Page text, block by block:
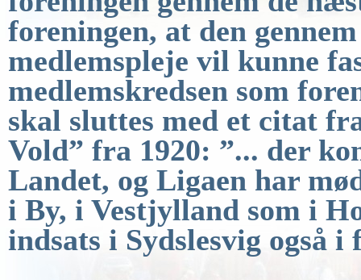
foreningen, at den
medlemspleje vil kunne
medlemskredsen som
skal sluttes med et citat
Vold” fra 1920: ”... der
Landet, og Ligaen har
i By, i Vestjylland som i
indsats i Sydslesvig også i